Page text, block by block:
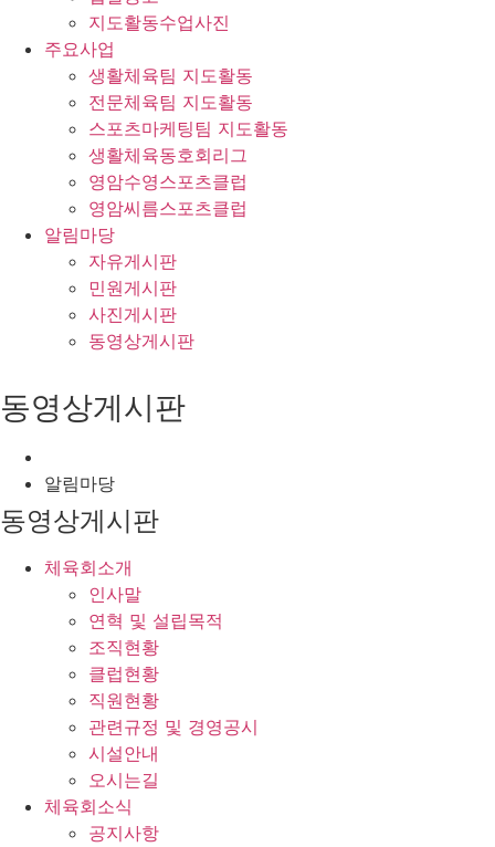
지도활동수업사진
주요사업
생활체육팀 지도활동
전문체육팀 지도활동
스포츠마케팅팀 지도활동
생활체육동호회리그
영암수영스포츠클럽
영암씨름스포츠클럽
알림마당
자유게시판
민원게시판
사진게시판
동영상게시판
동영상게시판
알림마당
동영상게시판
체육회소개
인사말
연혁 및 설립목적
조직현황
클럽현황
직원현황
관련규정 및 경영공시
시설안내
오시는길
체육회소식
공지사항